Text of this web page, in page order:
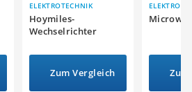
ELEKTROTECHNIK
Hoymiles-
Wechselrichter
Zum Vergleich